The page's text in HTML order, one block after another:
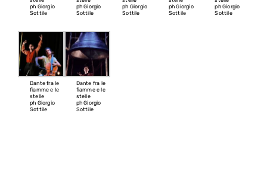
ph Giorgio
Sottile
ph Giorgio
Sottile
ph Giorgio
Sottile
ph Giorgio
Sottile
ph Giorgio
Sottile
Dante fra le
fiamme e le
stelle
ph Giorgio
Sottile
Dante fra le
fiamme e le
stelle
ph Giorgio
Sottile